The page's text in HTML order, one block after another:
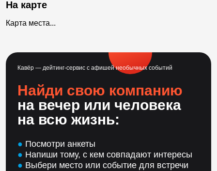
На карте
Карта места...
Кавёр — дейтинг-сервис с афишей необычных событий
Найди свою компанию
на вечер или человека
на всю жизнь:
● Посмотри анкеты
● Напиши тому, с кем совпадают интересы
● Выбери место или событие для встречи